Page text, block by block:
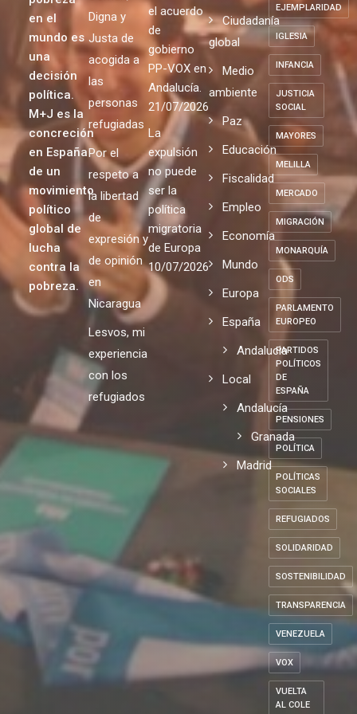
en el
mundo es
una
decisión
política.
M+J es la
concreción
en España
de un
movimiento
político
global de
lucha
contra la
pobreza.
Digna y
Justa de
acogida a
las
personas
refugiadas
Por el
respeto a
la libertad
de
expresión y
de opinión
en
Nicaragua
Lesvos, mi
experiencia
con los
refugiados
el acuerdo
de
gobierno
PP-VOX en
Andalucía.
21/07/2026
La
expulsión
no puede
ser la
política
migratoria
de Europa
10/07/2026
Ciudadanía
global
Medio
ambiente
Paz
Educación
Fiscalidad
Empleo
Economía
Mundo
Europa
España
Andalucia
Local
Andalucía
Granada
Madrid
EJEMPLARIDAD
IGLESIA
INFANCIA
JUSTICIA
SOCIAL
MAYORES
MELILLA
MERCADO
MIGRACIÓN
MONARQUÍA
ODS
PARLAMENTO
EUROPEO
PARTIDOS
POLÍTICOS
DE
ESPAÑA
PENSIONES
POLÍTICA
POLÍTICAS
SOCIALES
REFUGIADOS
SOLIDARIDAD
SOSTENIBILIDAD
TRANSPARENCIA
VENEZUELA
VOX
VUELTA
AL COLE